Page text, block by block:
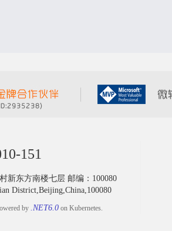
151
新东方南楼七层 邮编：100080
District,Beijing,China,100080
by .NET6.0 on Kubernetes.